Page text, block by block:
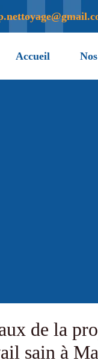
Accueil
de la
sain à